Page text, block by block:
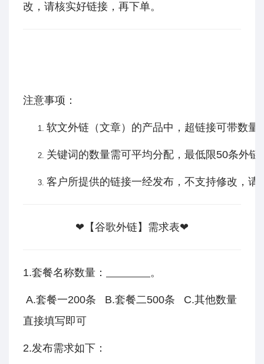
改，请核实好链接，再下单。
注意事项：
软文外链（文章）的产品中，超链接可带数
关键词的数量需可平均分配，最低限50条外
客户所提供的链接一经发布，不支持修改，请
❤【谷歌外链】需求表❤
1.套餐名称数量： 。
A.套餐一200条 B.套餐二500条 C.其他数量
直接填写即可
2.发布需求如下：